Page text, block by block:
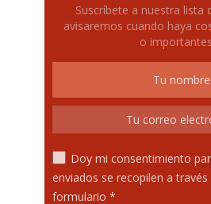
Suscríbete a nuestra lista
avisaremos cuando haya
o
Doy mi consentimiento
enviados se recopilen a través
formulario *